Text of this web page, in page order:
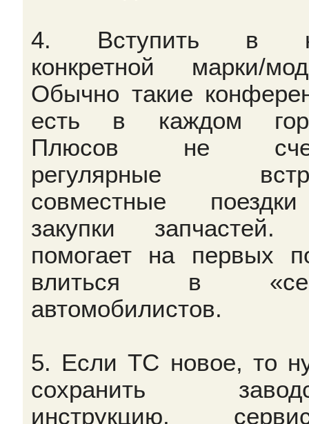
4. Вступить в
конкретной марки/
Обычно такие
есть в каждом
Плюсов не
регулярные
совместные
закупки запчастей.
помогает на первых
влиться в
автомобилистов.
5. Если ТС новое, то
сохранить
инструкцию,